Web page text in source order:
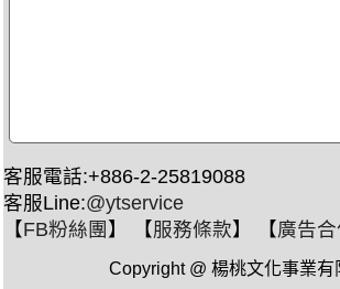
客服電話:+886-2-25819088
客服Line:@ytservice
【FB粉絲團 】 【服務條款】 【廣告合
Copyright @ 楊桃文化事業有